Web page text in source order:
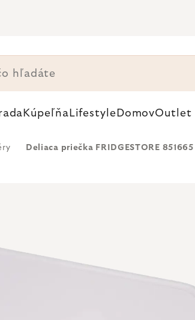
Kúpeľňa Lifestyle DomovOutlet
Deliaca priečka FRIDGESTORE